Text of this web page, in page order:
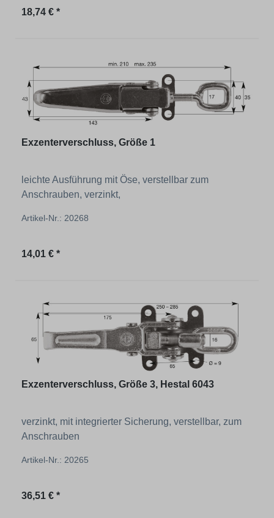
Regulärer Preis:
18,74 € *
Exzenterverschluss, Größe 1
leichte Ausführung mit Öse, verstellbar zum
Anschrauben, verzinkt,
Artikel-Nr.: 20268
Regulärer Preis:
14,01 € *
Exzenterverschluss, Größe 3, Hestal 6043
verzinkt, mit integrierter Sicherung, verstellbar, zum
Anschrauben
Artikel-Nr.: 20265
Regulärer Preis:
36,51 € *